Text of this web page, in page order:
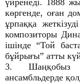
үйренеді. 1888
көргенде, оған
ұрпаққа
композиторы
ішінде “Той
бұйрығы” атты
3. Шаңқобыз
ансамбльдерде